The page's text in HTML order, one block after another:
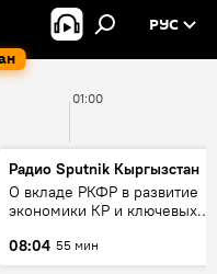
РУС
01:00
Радио Sputnik Кыргызстан
О вкладе РКФР в развитие
экономики КР и ключевых
08:04 55 мин